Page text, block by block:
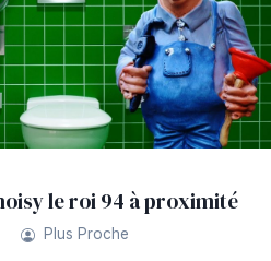
le roi 94 à proximité
Plus Proche